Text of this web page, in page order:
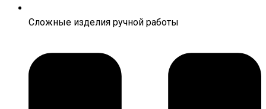
Сложные изделия ручной работы